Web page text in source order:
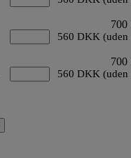
560 DKK (uden
560 DKK (uden